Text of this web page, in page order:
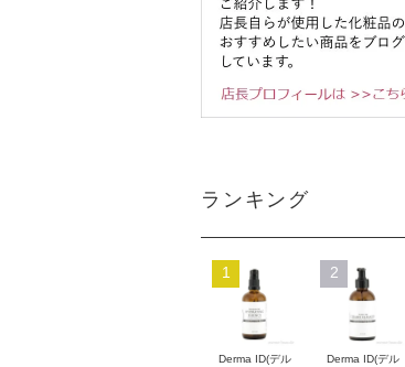
ランキング
1
Derma ID(デル
2
Derma ID(デル